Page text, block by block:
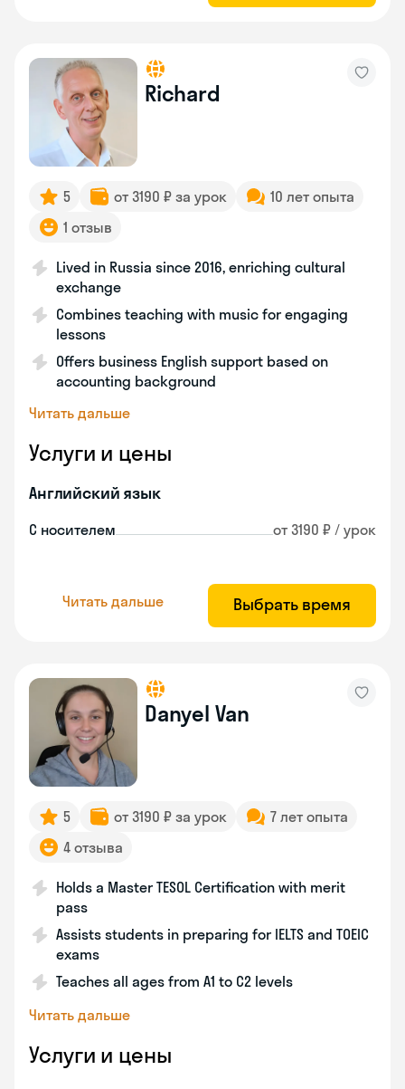
Richard
5 от 3190 ₽ за урок
10 лет опыта
1 отзыв
Lived in Russia since 2016, enriching cultural
exchange
Combines teaching with music for engaging
lessons
Offers business English support based on
accounting background
Читать дальше
Услуги и цены
Английский язык
С носителем от 3190 ₽ / урок
Читать дальше Выбрать время
Danyel Van
5 от 3190 ₽ за урок
7 лет опыта
4 отзыва
Holds a Master TESOL Certification with merit
pass
Assists students in preparing for IELTS and TOEIC
exams
Teaches all ages from A1 to C2 levels
Читать дальше
Услуги и цены